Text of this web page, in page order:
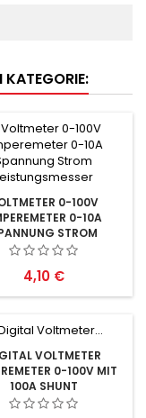
KATEGORIE:
0-100V
0-10A
STROM
Preis
4,10 €
VOLTMETER
0-100V MIT
100A SHUNT